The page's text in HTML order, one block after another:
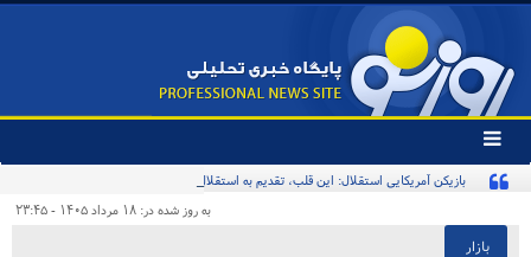
تغییر
وضعیت
منوی
ها
بازیکن آمریکایی استقلال: این قلب، تقدیم به استقلال و استقلالی‌ها/ تیم‌ملی ایران پیشنهاد
به روز شده در: ۱۸ مرداد ۱۴۰۵ - ۲۳:۴۵
بازار